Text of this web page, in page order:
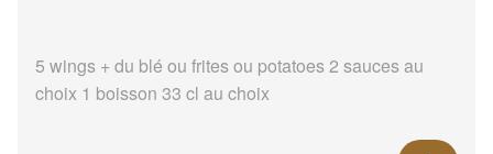
5 wings + du blé ou frites ou potatoes 2 sauces au
choix 1 boisson 33 cl au choix